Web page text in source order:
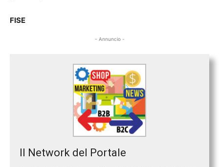
FISE
- Annuncio -
Il Network del Portale